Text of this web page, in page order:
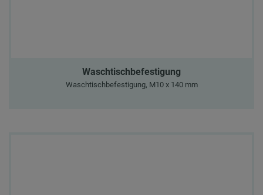
Waschtischbefestigung
Waschtischbefestigung, M10 x 140 mm